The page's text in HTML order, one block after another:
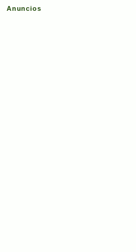
Anuncios